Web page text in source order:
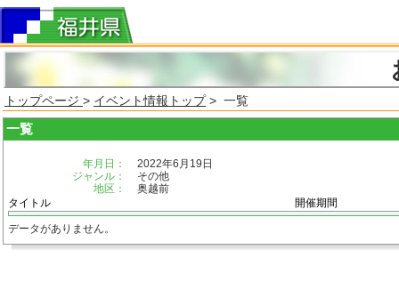
トップページ > イベント情報トップ> 一覧
一覧
年月日：
2022年6月19日
ジャンル：
その他
地区：
奥越前
タイトル
開催期間
データがありません。